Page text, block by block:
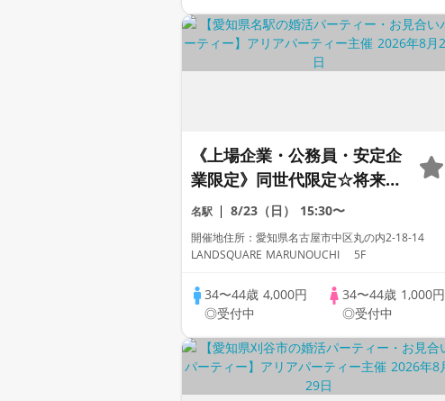
《上場企業・公務員・安定企
業限定》同世代限定☆将来に
つながる真剣婚活パーティー
♡
名駅 8/23（日） 15:30〜
開催地住所：愛知県名古屋市中区丸の内2-18-14
LANDSQUARE MARUNOUCHI 5F
34〜44歳 4,000円
◎受付中
34〜44歳 1,000円
◎受付中